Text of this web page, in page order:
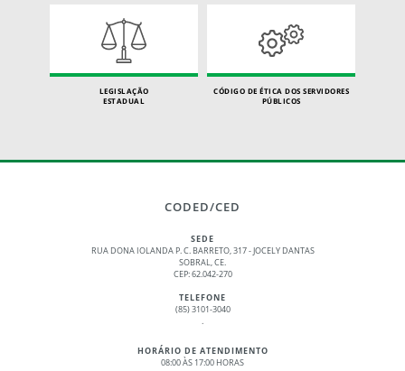
LEGISLAÇÃO
ESTADUAL
CÓDIGO DE ÉTICA DOS SERVIDORES
PÚBLICOS
CODED/CED
SEDE
RUA DONA IOLANDA P. C. BARRETO, 317 - JOCELY DANTAS
SOBRAL, CE.
CEP: 62.042-270
TELEFONE
(85) 3101-3040
.
HORÁRIO DE ATENDIMENTO
08:00 ÀS 17:00 HORAS